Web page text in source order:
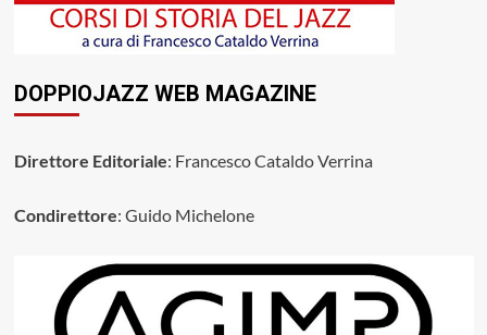
DOPPIOJAZZ WEB MAGAZINE
Direttore Editoriale: Francesco Cataldo Verrina
Condirettore: Guido Michelone